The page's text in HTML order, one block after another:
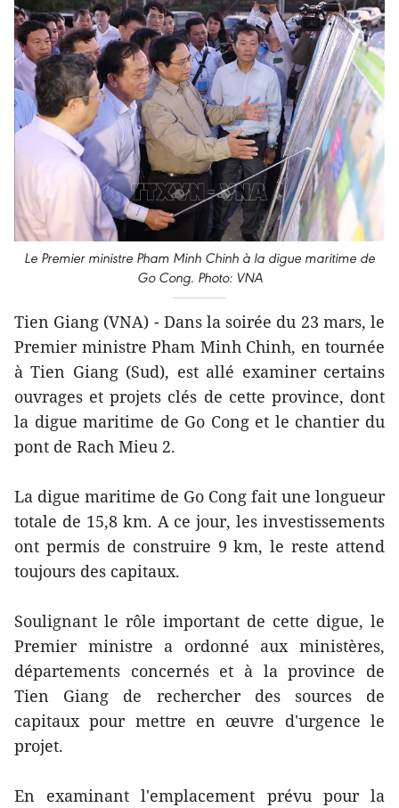
Le Premier ministre Pham Minh Chinh à la digue maritime de
Go Cong. Photo: VNA
Tien Giang (VNA) - Dans la soirée du 23 mars, le
Premier ministre Pham Minh Chinh, en tournée
à Tien Giang (Sud), est allé examiner certains
ouvrages et projets clés de cette province, dont
la digue maritime de Go Cong et le chantier du
pont de Rach Mieu 2.
La digue maritime de Go Cong fait une longueur
totale de 15,8 km. A ce jour, les investissements
ont permis de construire 9 km, le reste attend
toujours des capitaux.
Soulignant le rôle important de cette digue, le
Premier ministre a ordonné aux ministères,
départements concernés et à la province de
Tien Giang de rechercher des sources de
capitaux pour mettre en œuvre d'urgence le
projet.
En examinant l'emplacement prévu pour la